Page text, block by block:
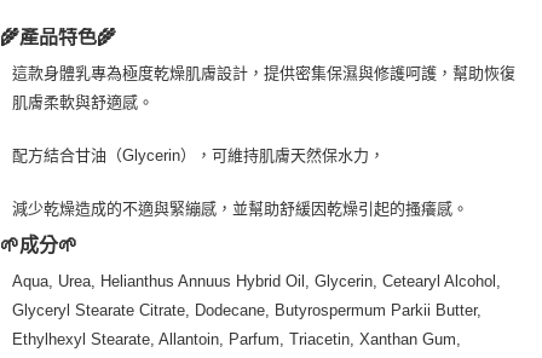
運送方式
全家取貨付款
每筆NT$80，滿NT$999(含以上)免運費
全家純取貨 (先付款
7-11取貨付款
每筆NT$80，滿NT$999(含以上)免運費
7-11純取貨 (先付款
每筆NT$80，滿NT$999(含以上)免運費
🌾產品特色🌾
這款身體乳專為極度乾燥肌膚設計，提供密集保濕與修護呵護，幫助恢復
肌膚柔軟與舒適感。
配方結合甘油（Glycerin），可維持肌膚天然保水力，
減少乾燥造成的不適與緊繃感，並幫助舒緩因乾燥引起的搔癢感。
🌱成分🌱
Aqua, Urea, Helianthus Annuus Hybrid Oil, Glycerin, Cetearyl Alcohol,
Glyceryl Stearate Citrate, Dodecane, Butyrospermum Parkii Butter,
Ethylhexyl Stearate, Allantoin, Parfum, Triacetin, Xanthan Gum,